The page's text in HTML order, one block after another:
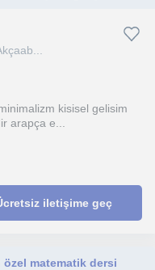
kisisel gelisim
arapça e...
iletişime geç
matematik dersi